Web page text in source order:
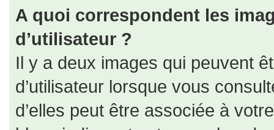
A quoi correspondent les
d’utilisateur ?
Il y a deux images qui peuvent
d’utilisateur lorsque vous
d’elles peut être associée à